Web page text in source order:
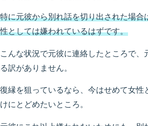
特に元彼から別れ話を切り出された場合
性としては嫌われているはずです。
こんな状況で元彼に連絡したところで、
る訳がありません。
復縁を狙っているなら、今はせめて女性
けにとどめたいところ。